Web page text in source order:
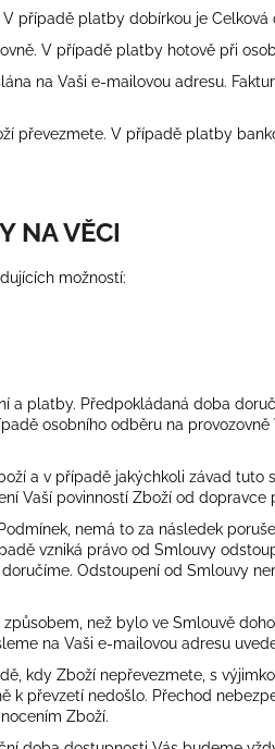
případě platby dobírkou je Celková
V případě platby hotově při
na Vaši e-mailovou adresu.
převezmete. V případě platby
NA VĚCI
možností:
platby. Předpokládaná doba
osobního odběru na
a v případě jakýchkoli závad
Vaší povinností Zboží od dopravce
Podmínek, nemá to za následek
vzniká právo od Smlouvy
Odstoupení od Smlouvy
než bylo ve Smlouvě
na Vaši e-mailovou adresu
kdy Zboží nepřevezmete, s
převzetí nedošlo. Přechod
Zboží.